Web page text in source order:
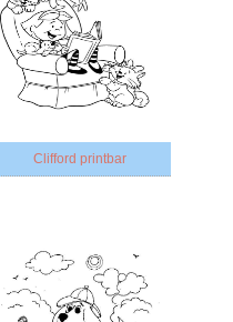
Clifford printbar